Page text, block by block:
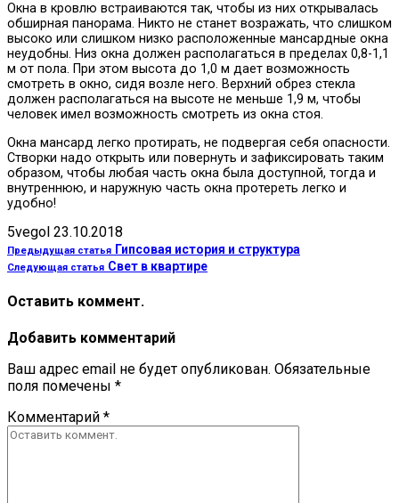
Окна в кровлю встраиваются так, чтобы из них открывалась
обширная панорама. Никто не станет возражать, что слишком
высоко или слишком низко расположенные мансардные окна
неудобны. Низ окна должен располагаться в пределах 0,8-1,1
м от пола. При этом высота до 1,0 м дает возможность
смотреть в окно, сидя возле него. Верхний обрез стекла
должен располагаться на высоте не меньше 1,9 м, чтобы
человек имел возможность смотреть из окна стоя.
Окна мансард легко протирать, не подвергая себя опасности.
Створки надо открыть или повернуть и зафиксировать таким
образом, чтобы любая часть окна была доступной, тогда и
внутреннюю, и наружную часть окна протереть легко и
удобно!
5vegol 23.10.2018
Предыдущая статья Гипсовая история и структура
Следующая статья Свет в квартире
Оставить коммент.
Добавить комментарий
Ваш адрес email не будет опубликован. Обязательные
поля помечены *
Комментарий *